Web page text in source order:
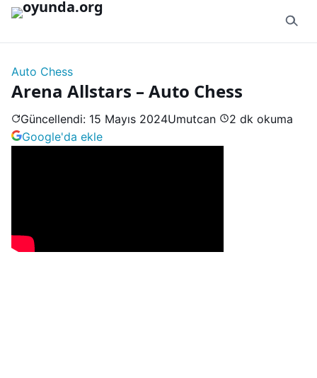
İçeriğe geç
Auto Chess
Arena Allstars – Auto Chess
Güncellendi: 15 Mayıs 2024Umutcan
2 dk okuma
Google'da ekle